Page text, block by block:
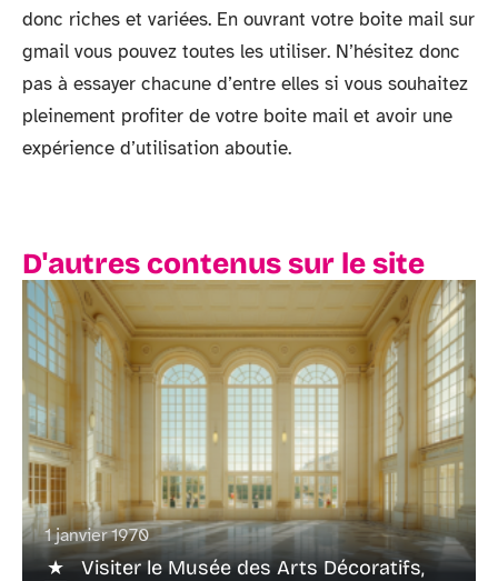
donc riches et variées. En ouvrant votre boite mail sur
gmail vous pouvez toutes les utiliser. N’hésitez donc
pas à essayer chacune d’entre elles si vous souhaitez
pleinement profiter de votre boite mail et avoir une
expérience d’utilisation aboutie.
D'autres contenus sur le site
1 janvier 1970
Visiter le Musée des Arts Décoratifs,